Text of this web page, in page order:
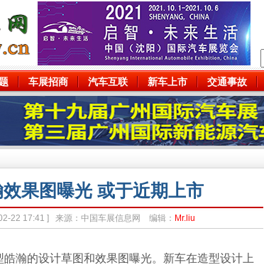
车展招商 汽车互联 新车上市 交通事故
果图曝光 或于近期上市
22 17:41 ] 来源：中国车展信息网 编辑： Mr.liu
瀚的设计草图和效果图曝光。新车在造型设计上